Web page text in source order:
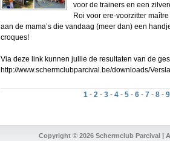
voor de trainers en een
Roi voor ere-voorzitter
aan de mama’s die vandaag (meer dan) een
croques!
Via deze link kunnen jullie de resultaten van de
http://www.schermclubparcival.be/downloads/
1- 2- 3- 4- 5- 6- 7- 8- 9
Copyright © 2026 Schermclub Parcival |